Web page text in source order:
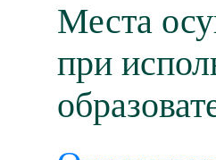
Места
при